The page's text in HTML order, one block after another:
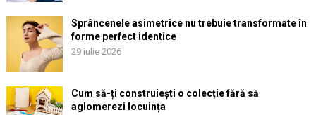
Sprâncenele asimetrice nu trebuie transformate în
forme perfect identice
29 iulie 2026
Cum să-ți construiești o colecție fără să
aglomerezi locuința